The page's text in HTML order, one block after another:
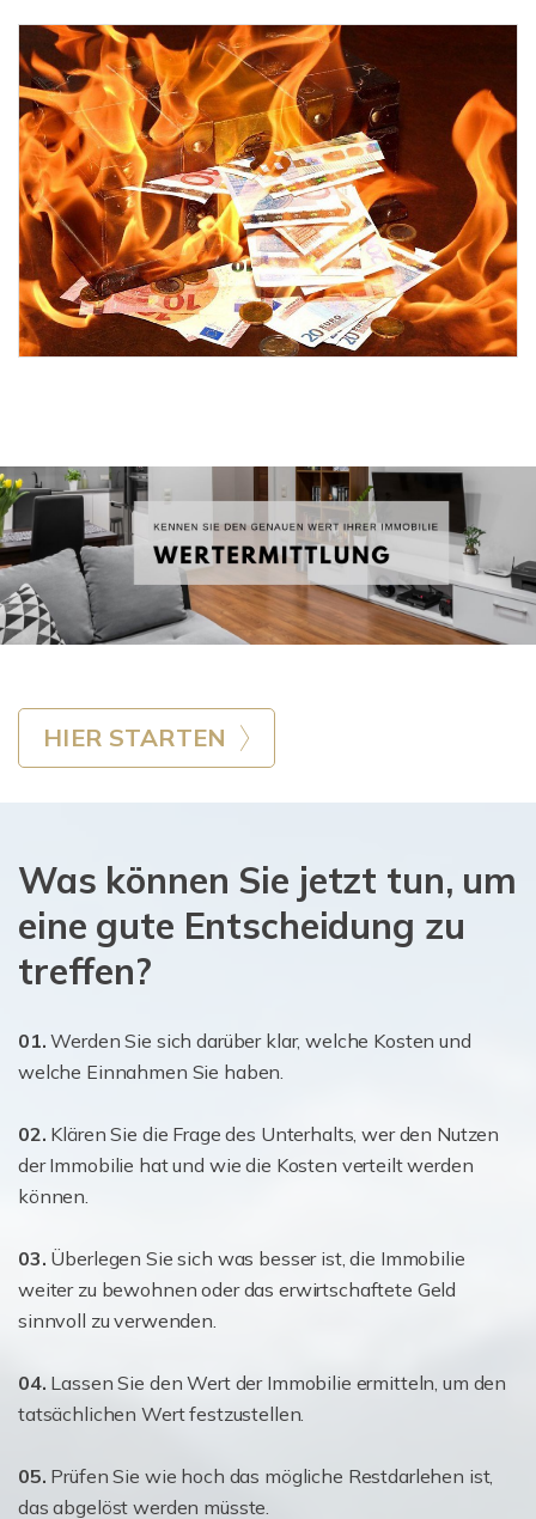
HIER STARTEN
Was können Sie jetzt tun, um
eine gute Entscheidung zu
treffen?
01. Werden Sie sich darüber klar, welche Kosten und
welche Einnahmen Sie haben.
02. Klären Sie die Frage des Unterhalts, wer den Nutzen
der Immobilie hat und wie die Kosten verteilt werden
können.
03. Überlegen Sie sich was besser ist, die Immobilie
weiter zu bewohnen oder das erwirtschaftete Geld
sinnvoll zu verwenden.
04. Lassen Sie den Wert der Immobilie ermitteln, um den
tatsächlichen Wert festzustellen.
05. Prüfen Sie wie hoch das mögliche Restdarlehen ist,
das abgelöst werden müsste.